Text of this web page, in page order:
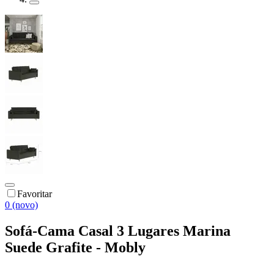
Favoritar
0 (novo)
Sofá-Cama Casal 3 Lugares Marina
Suede Grafite - Mobly